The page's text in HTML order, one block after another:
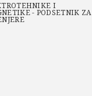
I
- PODSETNIK ZA